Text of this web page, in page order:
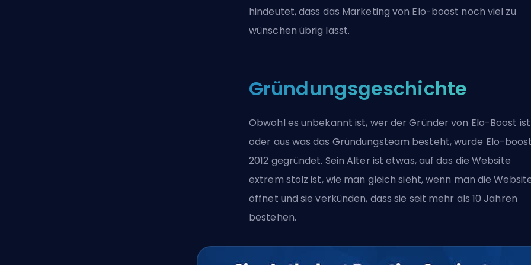
hindeutet, dass das Marketing von Elo-boost noch viel zu
wünschen übrig lässt.
Gründungsgeschichte
Obwohl es unbekannt ist, wer der Gründer von Elo-Boost ist
oder aus was das Gründungsteam besteht, wurde Elo-
2012 gegründet. Sein Alter ist etwas, auf das die Website
extrem stolz ist, wie man gleich sieht, wenn man die
öffnet und sie verkünden, dass sie seit mehr als 10 Jahren
bestehen.